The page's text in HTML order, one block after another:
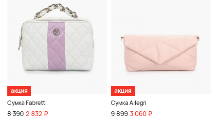
акция
Сумка Fabretti
8 390 2 832 ₽
акция
Сумка Allegri
9 899 3 060 ₽